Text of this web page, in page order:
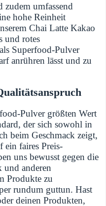
zudem umfassend
hohe Reinheit
Chai Latte Kakao
und rotes
Superfood-Pulver
anrühren lässt und zu
Pulver größten Wert
der sich sowohl in
beim Geschmack zeigt,
ein faires Preis-
uns bewusst gegen die
und anderen
Produkte zu
rundum guttun. Hast
deinen Produkten,